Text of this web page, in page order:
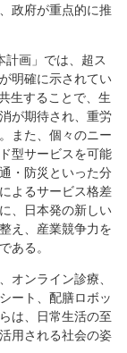
政府が重点的に推
計画」では、超ス
明確に示されてい
生することで、生
が期待され、重労
また、個々のニー
型サービスを可能
・防災といった分
よるサービス格差
、日本発の新しい
え、産業競争力を
ある。
オンライン診療、
ート、配膳ロボッ
は、日常生活の至
用される社会の姿